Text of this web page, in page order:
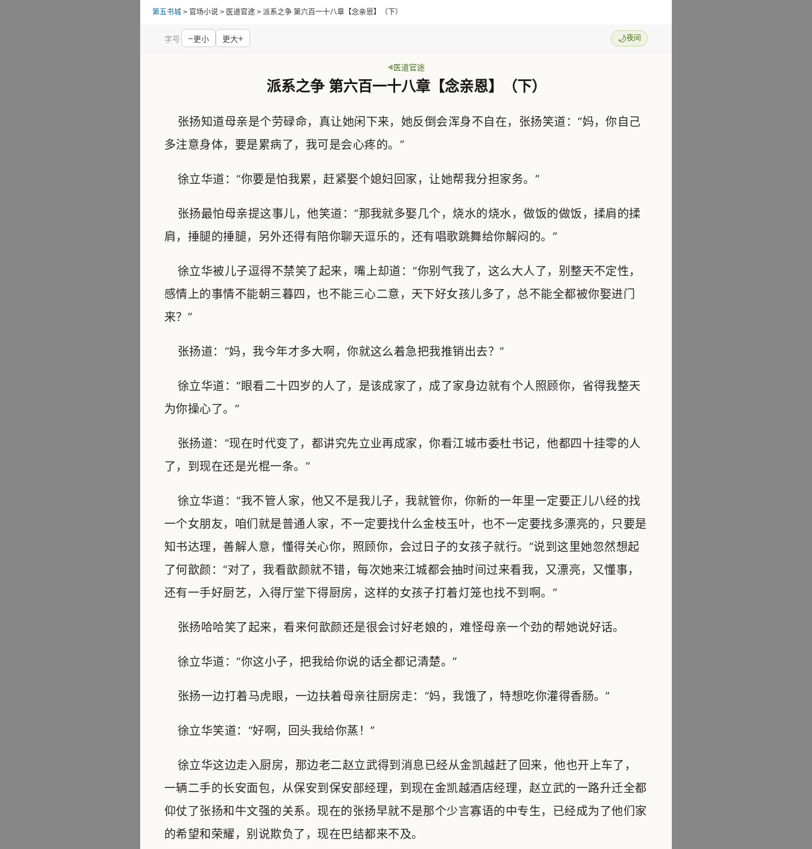
第五书城 > 官场小说 > 医道官途 > 派系之争 第六百一十八章【念亲恩】（下）
字号 −更小 更大+ 🌙夜间
医道官途
派系之争 第六百一十八章【念亲恩】（下）
张扬知道母亲是个劳碌命，真让她闲下来，她反倒会浑身不自在，张扬笑道：“妈，你自己
多注意身体，要是累病了，我可是会心疼的。”
徐立华道：“你要是怕我累，赶紧娶个媳妇回家，让她帮我分担家务。”
张扬最怕母亲提这事儿，他笑道：“那我就多娶几个，烧水的烧水，做饭的做饭，揉肩的揉
肩，捶腿的捶腿，另外还得有陪你聊天逗乐的，还有唱歌跳舞给你解闷的。”
徐立华被儿子逗得不禁笑了起来，嘴上却道：“你别气我了，这么大人了，别整天不定性，
感情上的事情不能朝三暮四，也不能三心二意，天下好女孩儿多了，总不能全都被你娶进门
来？”
张扬道：“妈，我今年才多大啊，你就这么着急把我推销出去？”
徐立华道：“眼看二十四岁的人了，是该成家了，成了家身边就有个人照顾你，省得我整天
为你操心了。”
张扬道：“现在时代变了，都讲究先立业再成家，你看江城市委杜书记，他都四十挂零的人
了，到现在还是光棍一条。”
徐立华道：“我不管人家，他又不是我儿子，我就管你，你新的一年里一定要正儿八经的找
一个女朋友，咱们就是普通人家，不一定要找什么金枝玉叶，也不一定要找多漂亮的，只要是
知书达理，善解人意，懂得关心你，照顾你，会过日子的女孩子就行。”说到这里她忽然想起
了何歆颜：“对了，我看歆颜就不错，每次她来江城都会抽时间过来看我，又漂亮，又懂事，
还有一手好厨艺，入得厅堂下得厨房，这样的女孩子打着灯笼也找不到啊。”
张扬哈哈笑了起来，看来何歆颜还是很会讨好老娘的，难怪母亲一个劲的帮她说好话。
徐立华道：“你这小子，把我给你说的话全都记清楚。”
张扬一边打着马虎眼，一边扶着母亲往厨房走：“妈，我饿了，特想吃你灌得香肠。”
徐立华笑道：“好啊，回头我给你蒸！”
徐立华这边走入厨房，那边老二赵立武得到消息已经从金凯越赶了回来，他也开上车了，
一辆二手的长安面包，从保安到保安部经理，到现在金凯越酒店经理，赵立武的一路升迁全都
仰仗了张扬和牛文强的关系。现在的张扬早就不是那个少言寡语的中专生，已经成为了他们家
的希望和荣耀，别说欺负了，现在巴结都来不及。